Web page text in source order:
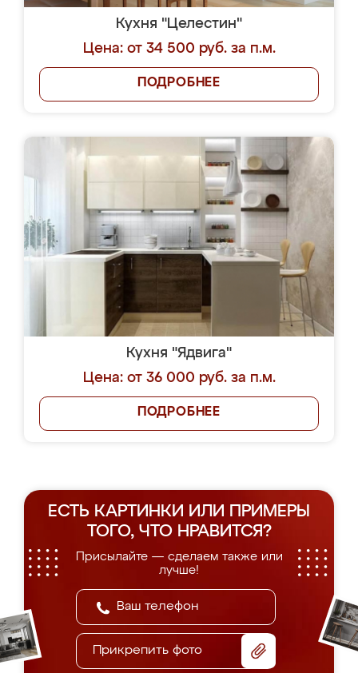
Кухня "Целестин"
Цена: от 34 500 руб. за п.м.
ПОДРОБНЕЕ
Кухня "Ядвига"
Цена: от 36 000 руб. за п.м.
ПОДРОБНЕЕ
ЕСТЬ КАРТИНКИ ИЛИ ПРИМЕРЫ
ТОГО, ЧТО НРАВИТСЯ?
Присылайте — сделаем также или
лучше!
Прикрепить фото